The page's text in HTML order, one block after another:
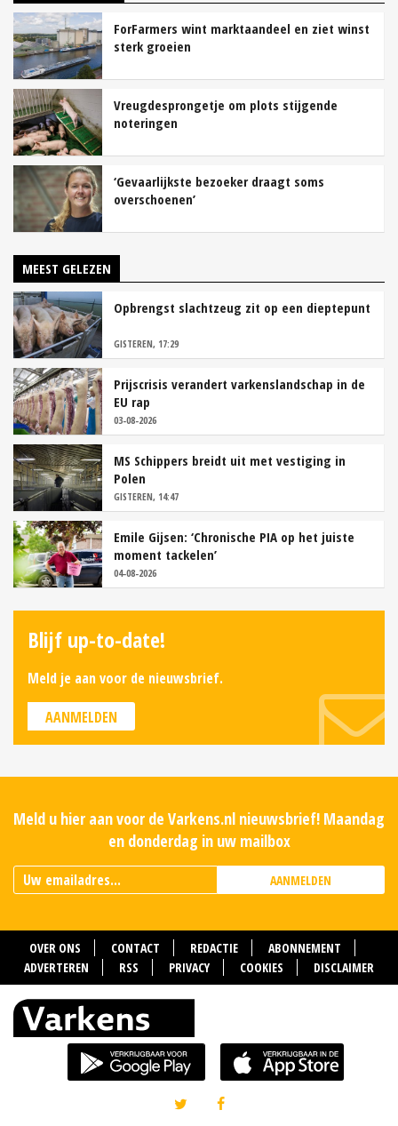
ForFarmers wint marktaandeel en ziet winst
sterk groeien
Vreugdesprongetje om plots stijgende
noteringen
‘Gevaarlijkste bezoeker draagt soms
overschoenen’
MEEST GELEZEN
Opbrengst slachtzeug zit op een dieptepunt
GISTEREN, 17:29
Prijscrisis verandert varkenslandschap in de
EU rap
03-08-2026
MS Schippers breidt uit met vestiging in
Polen
GISTEREN, 14:47
Emile Gijsen: ‘Chronische PIA op het juiste
moment tackelen’
04-08-2026
Blijf up-to-date!
Meld je aan voor de nieuwsbrief.
AANMELDEN
Meld u hier aan voor de Varkens.nl nieuwsbrief! Maandag
en donderdag in uw mailbox
AANMELDEN
OVER ONS CONTACT REDACTIE
ABONNEMENT
ADVERTEREN
RSS PRIVACY COOKIES DISCLAIMER